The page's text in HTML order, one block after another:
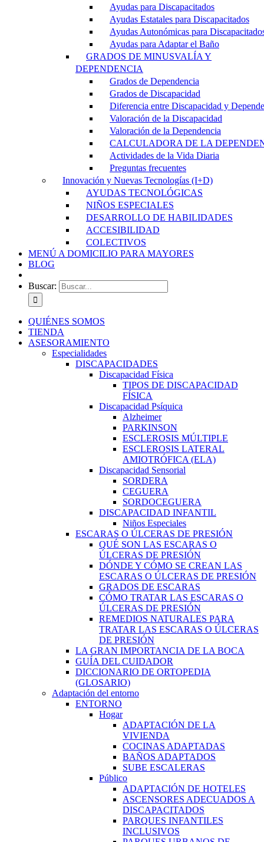
Ayudas para Discapacitados
Ayudas Estatales para Discapacitados
Ayudas Autonómicas para
Ayudas para Adaptar el Baño
GRADOS DE MINUSVALÍA Y
DEPENDENCIA
Grados de Dependencia
Grados de Discapacidad
Diferencia entre Discapacidad y
Valoración de la Discapacidad
Valoración de la Dependencia
CALCULADORA DE LA
Actividades de la Vida Diaria
Preguntas frecuentes
Innovación y Nuevas Tecnologías (I+D)
AYUDAS TECNOLÓGICAS
NIÑOS ESPECIALES
DESARROLLO DE HABILIDADES
ACCESIBILIDAD
COLECTIVOS
MENÚ A DOMICILIO PARA MAYORES
BLOG
Buscar:
QUIÉNES SOMOS
TIENDA
ASESORAMIENTO
Especialidades
DISCAPACIDADES
Discapacidad Física
TIPOS DE DISCAPACIDAD
FÍSICA
Discapacidad Psíquica
Alzheimer
PARKINSON
ESCLEROSIS MÚLTIPLE
ESCLEROSIS LATERAL
AMIOTRÓFICA (ELA)
Discapacidad Sensorial
SORDERA
CEGUERA
SORDOCEGUERA
DISCAPACIDAD INFANTIL
Niños Especiales
ESCARAS O ÚLCERAS DE PRESIÓN
QUÉ SON LAS ESCARAS O
ÚLCERAS DE PRESIÓN
DÓNDE Y CÓMO SE CREAN LAS
ESCARAS O ÚLCERAS DE PRESIÓN
GRADOS DE ESCARAS
CÓMO TRATAR LAS ESCARAS O
ÚLCERAS DE PRESIÓN
REMEDIOS NATURALES PARA
TRATAR LAS ESCARAS O ÚLCERAS
DE PRESIÓN
LA GRAN IMPORTANCIA DE LA BOCA
GUÍA DEL CUIDADOR
DICCIONARIO DE ORTOPEDIA
(GLOSARIO)
Adaptación del entorno
ENTORNO
Hogar
ADAPTACIÓN DE LA
VIVIENDA
COCINAS ADAPTADAS
BAÑOS ADAPTADOS
SUBE ESCALERAS
Público
ADAPTACIÓN DE HOTELES
ASCENSORES ADECUADOS A
DISCAPACITADOS
PARQUES INFANTILES
INCLUSIVOS